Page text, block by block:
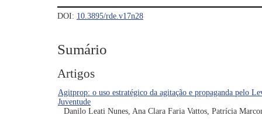
DOI: 10.3895/rde.v17n28
Sumário
Artigos
Agitprop: o uso estratégico da agitação e propaganda pelo
Juventude
Danilo Leati Nunes, Ana Clara Faria Vattos, Patrícia